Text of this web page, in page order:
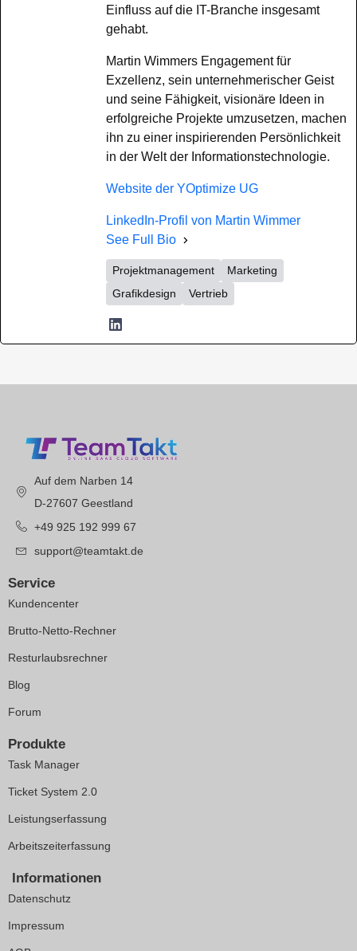
Einfluss auf die IT-Branche insgesamt
gehabt.
Martin Wimmers Engagement für
Exzellenz, sein unternehmerischer Geist
und seine Fähigkeit, visionäre Ideen in
erfolgreiche Projekte umzusetzen, machen
ihn zu einer inspirierenden Persönlichkeit
in der Welt der Informationstechnologie.
Website der YOptimize UG
LinkedIn-Profil von Martin Wimmer
See Full Bio
Projektmanagement
Marketing
Grafikdesign
Vertrieb
Auf dem Narben 14
D-27607 Geestland
+49 925 192 999 67
support@teamtakt.de
Service
Kundencenter
Brutto-Netto-Rechner
Resturlaubsrechner
Blog
Forum
Produkte
Task Manager
Ticket System 2.0
Leistungserfassung
Arbeitszeiterfassung
Informationen
Datenschutz
Impressum